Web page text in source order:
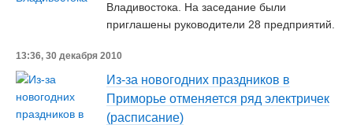
Владивостока. На заседание были
приглашены руководители 28 предприятий.
13:36, 30 декабря 2010
Из-за новогодних праздников в
Приморье отменяется ряд электричек
(расписание)